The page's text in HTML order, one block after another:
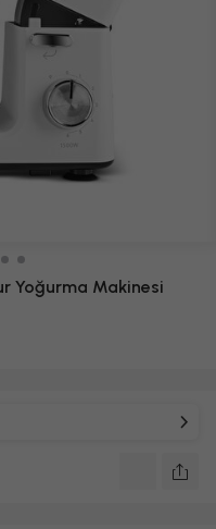
Yoğurma Makinesi